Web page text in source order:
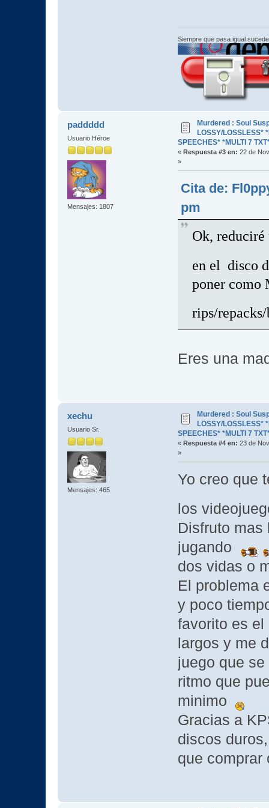
Siempre que pasa igual
paddddd
Usuario Héroe
Mensajes: 1807
Murdered : Soul
LOSSY/LOSSLESS*
SPEECHES* *MULTI 7
« Respuesta #3 en: 22 de
»
Cita de:
pm
Ok, reduciré
en el disco
poner como
rips/
Eres una
xechu
Usuario Sr.
Mensajes: 465
Murdered : Soul
LOSSY/LOSSLESS*
SPEECHES* *MULTI 7
« Respuesta #4 en: 23 de
»
Yo creo que
los
Disfruto mas
jugando
dos vidas o
El problema
y poco
favorito es el
largos y me
juego que
ritmo que
minimo
Gracias a
discos
que